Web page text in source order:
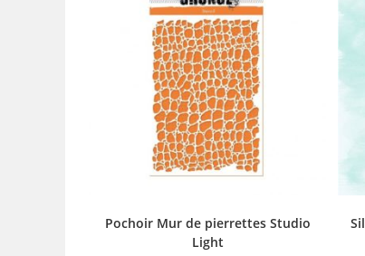
Pochoir Mur de pierrettes Studio
Light